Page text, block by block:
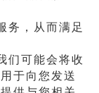
务，从而满足
们可能会将收
于向您发送